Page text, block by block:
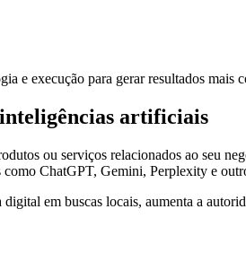
e execução para gerar resultados mais
artificiais
ou serviços relacionados ao seu
ChatGPT, Gemini, Perplexity e
em buscas locais, aumenta a